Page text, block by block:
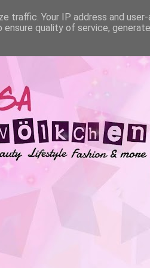
traffic. Your IP address and
quality of service,